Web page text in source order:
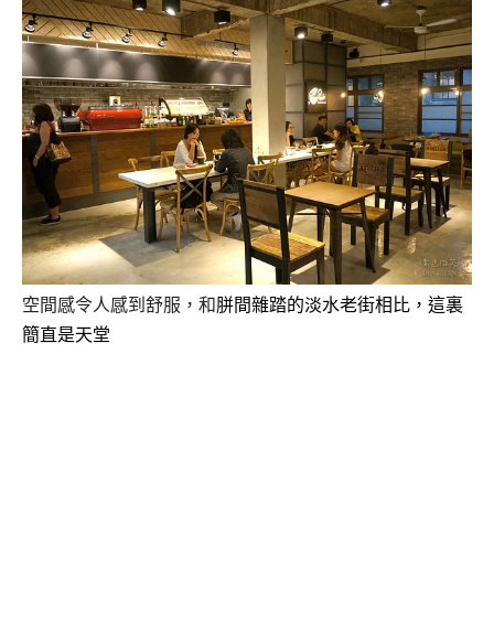
空間感令人感到舒服，和胼間雜踏的淡水老街相比，這裏
簡直是天堂